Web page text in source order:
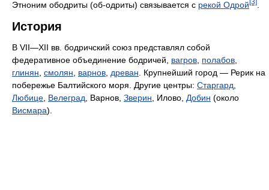
Этноним ободриты (об-одриты) связывается с рекой Одрой
История
В VII—XII вв. бодричский союз представлял собой
федеративное объединение бодричей, вагров полабов
глинян смолян варнов древан . Крупнейший город — Рерик на
побережье Балтийского моря. Другие центры: Старгард
Любице Велеград , Варнов, Зверин , Илово, Добин (около
Висмара).